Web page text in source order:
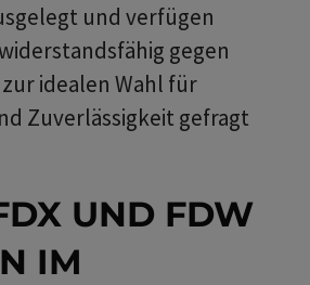
und verfügen
gegen
idealen Wahl für
Zuverlässigkeit gefragt
UND FDW
IM